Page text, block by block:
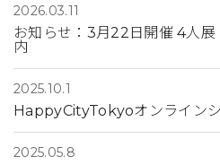
2026.03.11
お知らせ：3月22日開催 4人
内
2025.10.1
HappyCityTokyoオンライン
2025.05.8